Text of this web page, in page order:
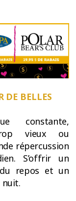
DE BELLES
constante,
vieux ou
répercussion
S’offrir un
du repos et un
nuit.